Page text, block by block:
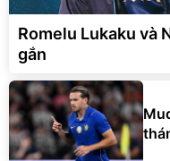
Romelu Lukaku và
gắn